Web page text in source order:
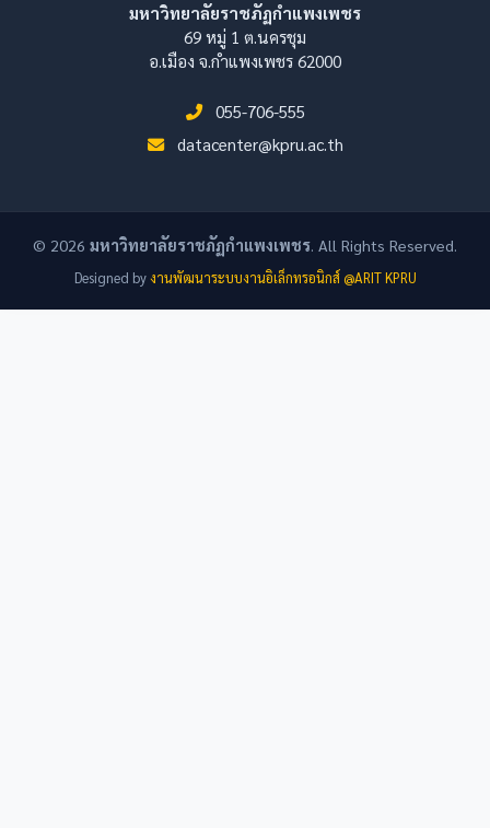
มหาวิทยาลัยราชภัฏกำแพงเพชร
69 หมู่ 1 ต.นครชุม
อ.เมือง จ.กำแพงเพชร 62000
055-706-555
datacenter@kpru.ac.th
© 2026 มหาวิทยาลัยราชภัฏกำแพงเพชร. All Rights Reserved.
Designed byงานพัฒนาระบบงานอิเล็กทรอนิกส์ @ARIT KPRU